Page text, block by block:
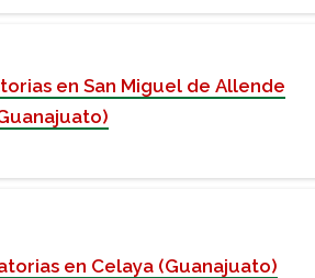
en San Miguel de Allende
en Celaya (Guanajuato)